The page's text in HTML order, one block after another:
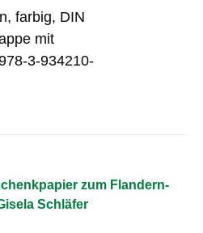
farbig, DIN
mit
3-934210-
zum Flandern-
Schläfer